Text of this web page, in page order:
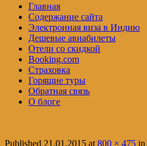
Главная
Содержание сайта
Электронная виза в Индию
Дешевые авиабилеты
Отели со скидкой
Booking.com
Страховка
Горящие туры
Обратная связь
О блоге
Published 21.01.2015 at800 × 475 in